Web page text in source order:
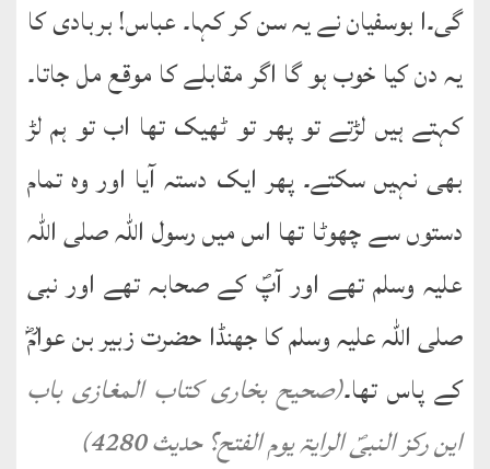
گی۔ا بوسفیان نے یہ سن کر کہا۔ عباس! بربادی کا
یہ دن کیا خوب ہو گا اگر مقابلے کا موقع مل جاتا۔
کہتے ہیں لڑتے تو پھر تو ٹھیک تھا اب تو ہم لڑ
بھی نہیں سکتے۔ پھر ایک دستہ آیا اور وہ تمام
دستوں سے چھوٹا تھا اس میں رسول اللہ صلی اللہ
علیہ وسلم تھے اور آپؐ کے صحابہ تھے اور نبی
صلی اللہ علیہ وسلم کا جھنڈا حضرت زبیر بن عوامؓ
کے پاس تھا۔(صحیح بخاری کتاب المغازی باب
این رکز النبیؐ الرایۃ یوم الفتح؟ حدیث 4280)